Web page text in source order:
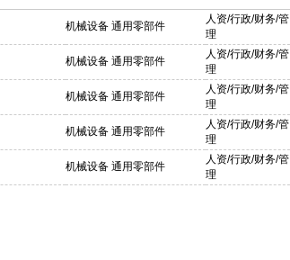
机械设备 通用零部件
人资/行政/财务/管
理
机械设备 通用零部件
人资/行政/财务/管
理
机械设备 通用零部件
人资/行政/财务/管
理
机械设备 通用零部件
人资/行政/财务/管
理
机械设备 通用零部件
人资/行政/财务/管
理